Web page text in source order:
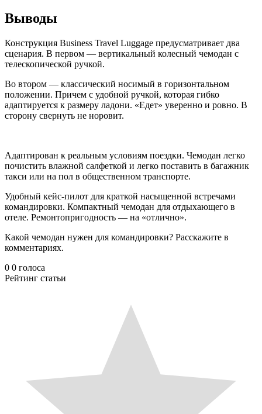
Выводы
Конструкция Business Travel Luggage предусматривает два
сценария. В первом — вертикальный колесный чемодан с
телескопической ручкой.
Во втором — классический носимый в горизонтальном
положении. Причем с удобной ручкой, которая гибко
адаптируется к размеру ладони. «Едет» уверенно и ровно. В
сторону свернуть не норовит.
Адаптирован к реальным условиям поездки. Чемодан легко
почистить влажной салфеткой и легко поставить в багажник
такси или на пол в общественном транспорте.
Удобный кейс-пилот для краткой насыщенной встречами
командировки. Компактный чемодан для отдыхающего в
отеле. Ремонтопригодность — на «отлично».
Какой чемодан нужен для командировки? Расскажите в
комментариях.
0 0 голоса
Рейтинг статьи